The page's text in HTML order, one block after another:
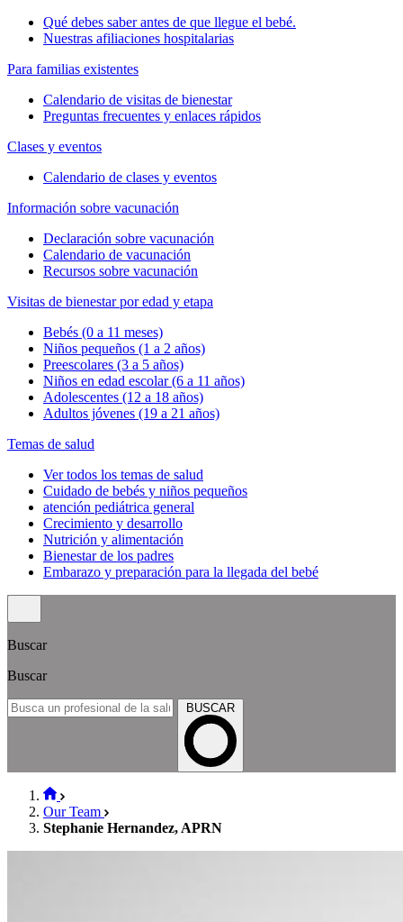
Qué debes saber antes de que llegue el bebé.
Nuestras afiliaciones hospitalarias
Para familias existentes
Calendario de visitas de bienestar
Preguntas frecuentes y enlaces rápidos
Clases y eventos
Calendario de clases y eventos
Información sobre vacunación
Declaración sobre vacunación
Calendario de vacunación
Recursos sobre vacunación
Visitas de bienestar por edad y etapa
Bebés (0 a 11 meses)
Niños pequeños (1 a 2 años)
Preescolares (3 a 5 años)
Niños en edad escolar (6 a 11 años)
Adolescentes (12 a 18 años)
Adultos jóvenes (19 a 21 años)
Temas de salud
Ver todos los temas de salud
Cuidado de bebés y niños pequeños
atención pediátrica general
Crecimiento y desarrollo
Nutrición y alimentación
Bienestar de los padres
Embarazo y preparación para la llegada del bebé
Buscar
Buscar
BUSCAR
Our Team
Stephanie Hernandez, APRN